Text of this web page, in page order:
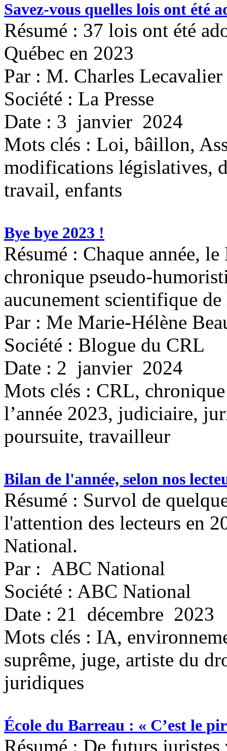
Savez-vous quelles lois ont été
Résumé : 37 lois ont été
Québec en 2023
Par : M. Charles Lecavalier
Société : La Presse
Date : 3 janvier 2024
Mots clés : Loi, bâillon,
modifications législatives,
travail, enfants
Bye bye 2023 !
Résumé : Chaque année,
chronique pseudo-
aucunement scientifique
Par : Me Marie-Hélène
Société : Blogue du CRL
Date : 2 janvier 2024
Mots clés : CRL,
l’année 2023, judiciaire,
poursuite, travailleur
Bilan de l'année, selon nos
Résumé : Survol de
l'attention des lecteurs en
National.
Par : ABC National
Société : ABC National
Date : 21 décembre 2023
Mots clés : IA,
suprême, juge, artiste du
juridiques
École du Barreau : « C’est le
Résumé : De futurs